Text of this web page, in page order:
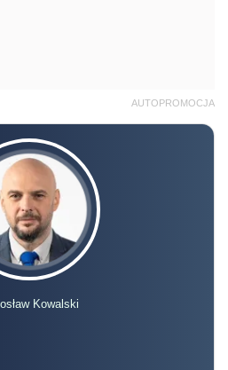
AUTOPROMOCJA
Kowalski